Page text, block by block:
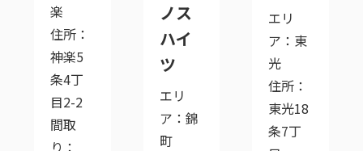
楽
住所：
神楽5
条4丁
目2-2
間取
り：
ノス
ハイ
ツ
エリ
ア：錦
町
エリ
ア：東
光
住所：
東光18
条7丁